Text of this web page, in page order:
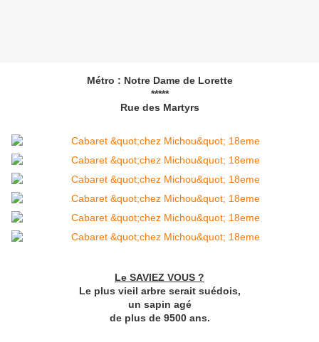
Métro : Notre Dame de Lorette
*****
Rue des Martyrs
Le SAVIEZ VOUS ?
Le plus vieil arbre serait suédois,
un sapin agé
de plus de 9500 ans.